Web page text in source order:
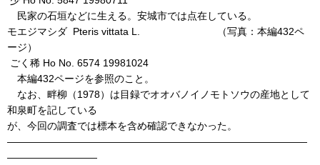
民家の石垣などに生える。安城市では点在している。
モエジマシダ Pteris vittata L. （写真：本編432ペ
ージ）
ごく稀 Ho No. 6574 19981024
本編432ページを参照のこと。
なお、畔柳（1978）は目録でオオバノイノモトソウの産地として
和泉町を記している
が、今回の調査では標本を含め確認できなかった。
――――――――――――――――――――――――――――――
―――――――――